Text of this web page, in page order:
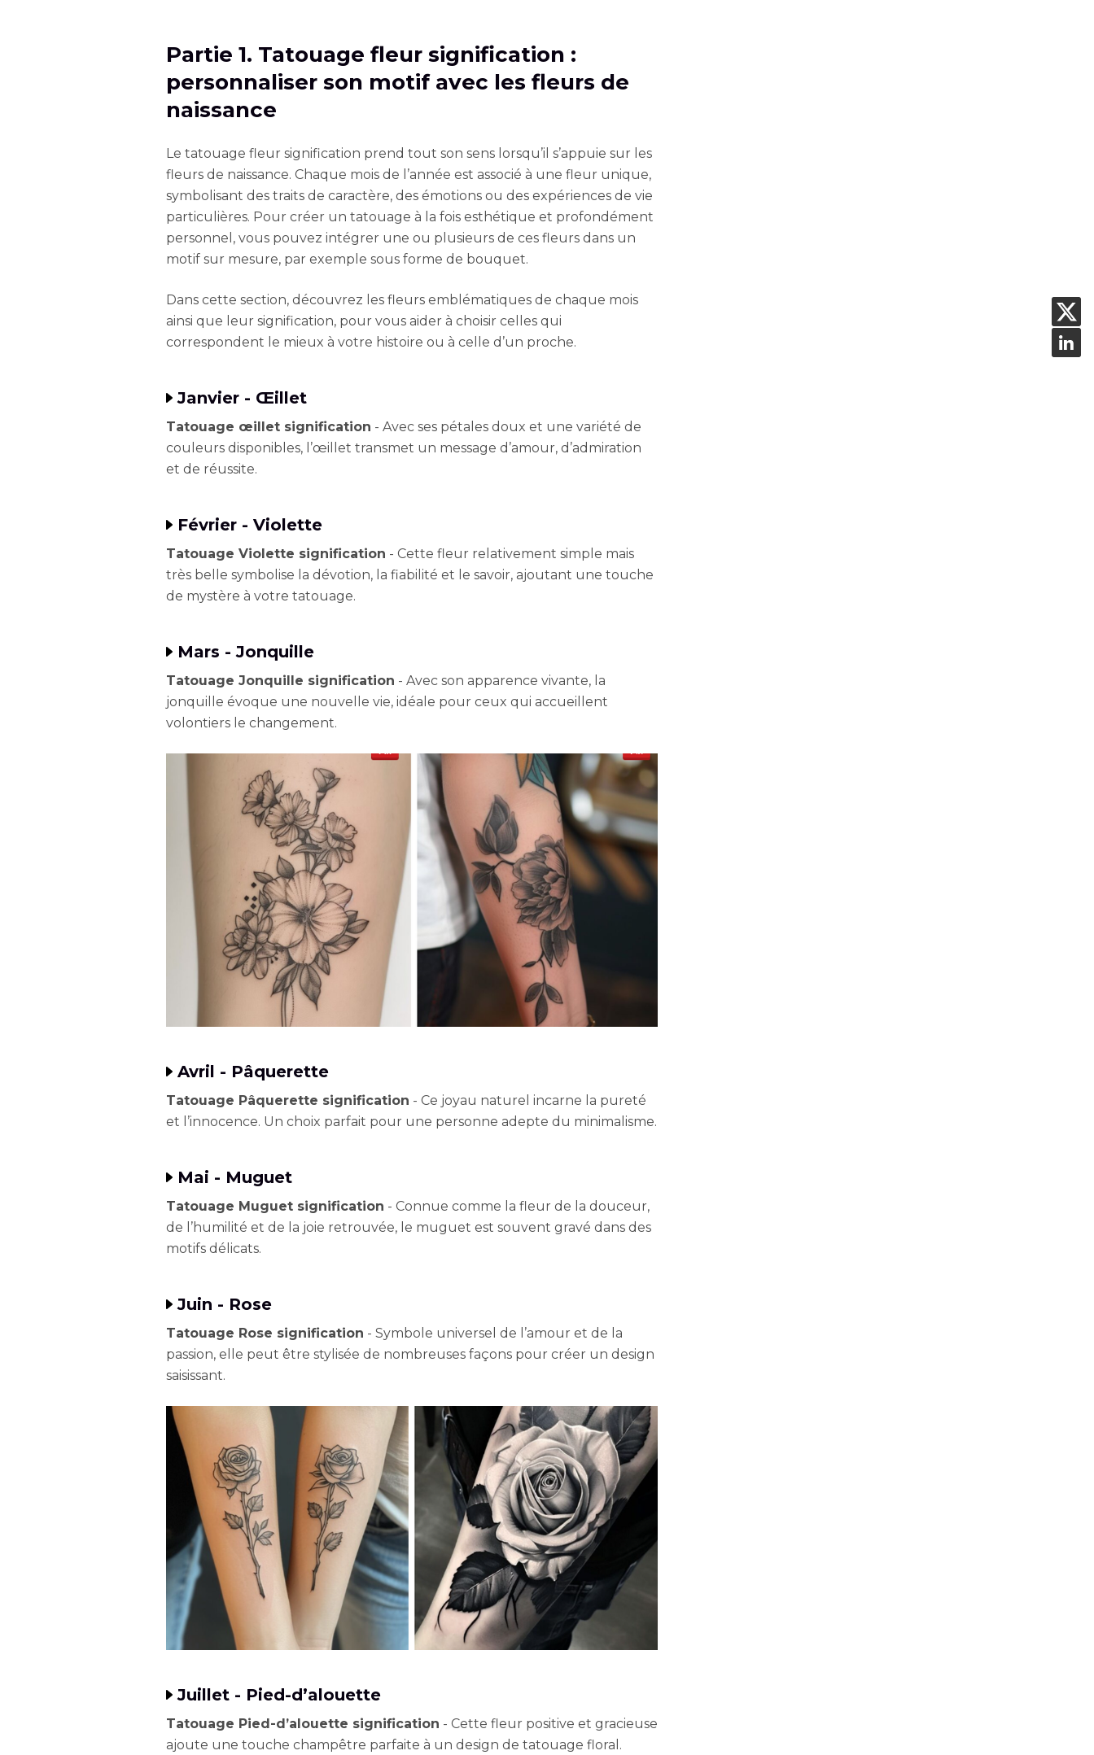
Partie 1. Tatouage fleur signification :
personnaliser son motif avec les fleurs de
naissance
Le tatouage fleur signification prend tout son sens lorsqu’il s’appuie sur les
fleurs de naissance. Chaque mois de l’année est associé à une fleur unique,
symbolisant des traits de caractère, des émotions ou des expériences de vie
particulières. Pour créer un tatouage à la fois esthétique et profondément
personnel, vous pouvez intégrer une ou plusieurs de ces fleurs dans un
motif sur mesure, par exemple sous forme de bouquet.
Dans cette section, découvrez les fleurs emblématiques de chaque mois
ainsi que leur signification, pour vous aider à choisir celles qui
correspondent le mieux à votre histoire ou à celle d’un proche.
Janvier - Œillet
Tatouage œillet signification - Avec ses pétales doux et une variété de
couleurs disponibles, l’œillet transmet un message d’amour, d’admiration
et de réussite.
Février - Violette
Tatouage Violette signification - Cette fleur relativement simple mais
très belle symbolise la dévotion, la fiabilité et le savoir, ajoutant une touche
de mystère à votre tatouage.
Mars - Jonquille
Tatouage Jonquille signification - Avec son apparence vivante, la
jonquille évoque une nouvelle vie, idéale pour ceux qui accueillent
volontiers le changement.
Avril - Pâquerette
Tatouage Pâquerette signification - Ce joyau naturel incarne la pureté
et l’innocence. Un choix parfait pour une personne adepte du minimalisme.
Mai - Muguet
Tatouage Muguet signification - Connue comme la fleur de la douceur,
de l’humilité et de la joie retrouvée, le muguet est souvent gravé dans des
motifs délicats.
Juin - Rose
Tatouage Rose signification - Symbole universel de l’amour et de la
passion, elle peut être stylisée de nombreuses façons pour créer un design
saisissant.
Juillet - Pied-d’alouette
Tatouage Pied-d’alouette signification - Cette fleur positive et gracieuse
ajoute une touche champêtre parfaite à un design de tatouage floral.